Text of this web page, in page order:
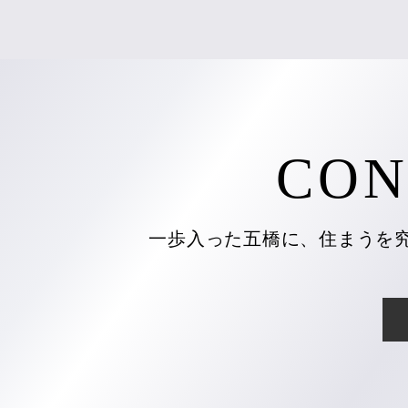
一歩入った五橋に、住まうを